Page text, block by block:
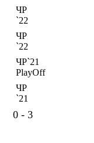
ЧР
`22
ЧР
`22
ЧР`21
PlayOff
ЧР
`21
0 - 3